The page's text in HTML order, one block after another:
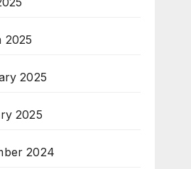
2025
2025
2025
2024